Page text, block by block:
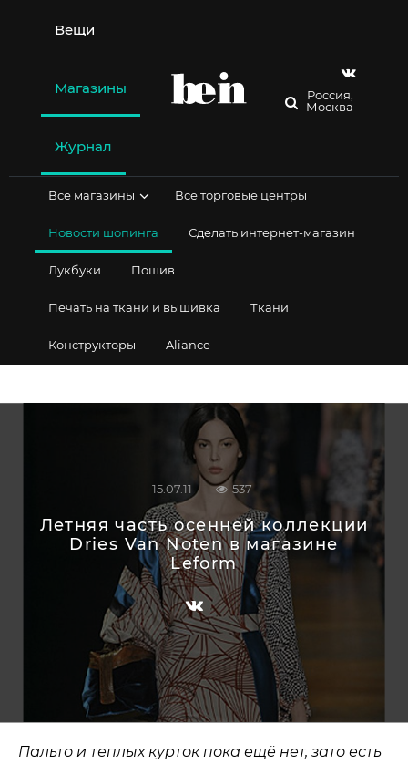
содержимому
Вещи
Магазины
Журнал
Россия,
Москва
Все магазины Все торговые центры
Новости шопинга Сделать интернет-магазин
Лукбуки Пошив
Печать на ткани и вышивка Ткани
Конструкторы Aliance
15.07.11 537
Летняя часть осенней коллекции
Dries Van Noten в магазине
Leform
Пальто и теплых курток пока ещё нет, зато есть